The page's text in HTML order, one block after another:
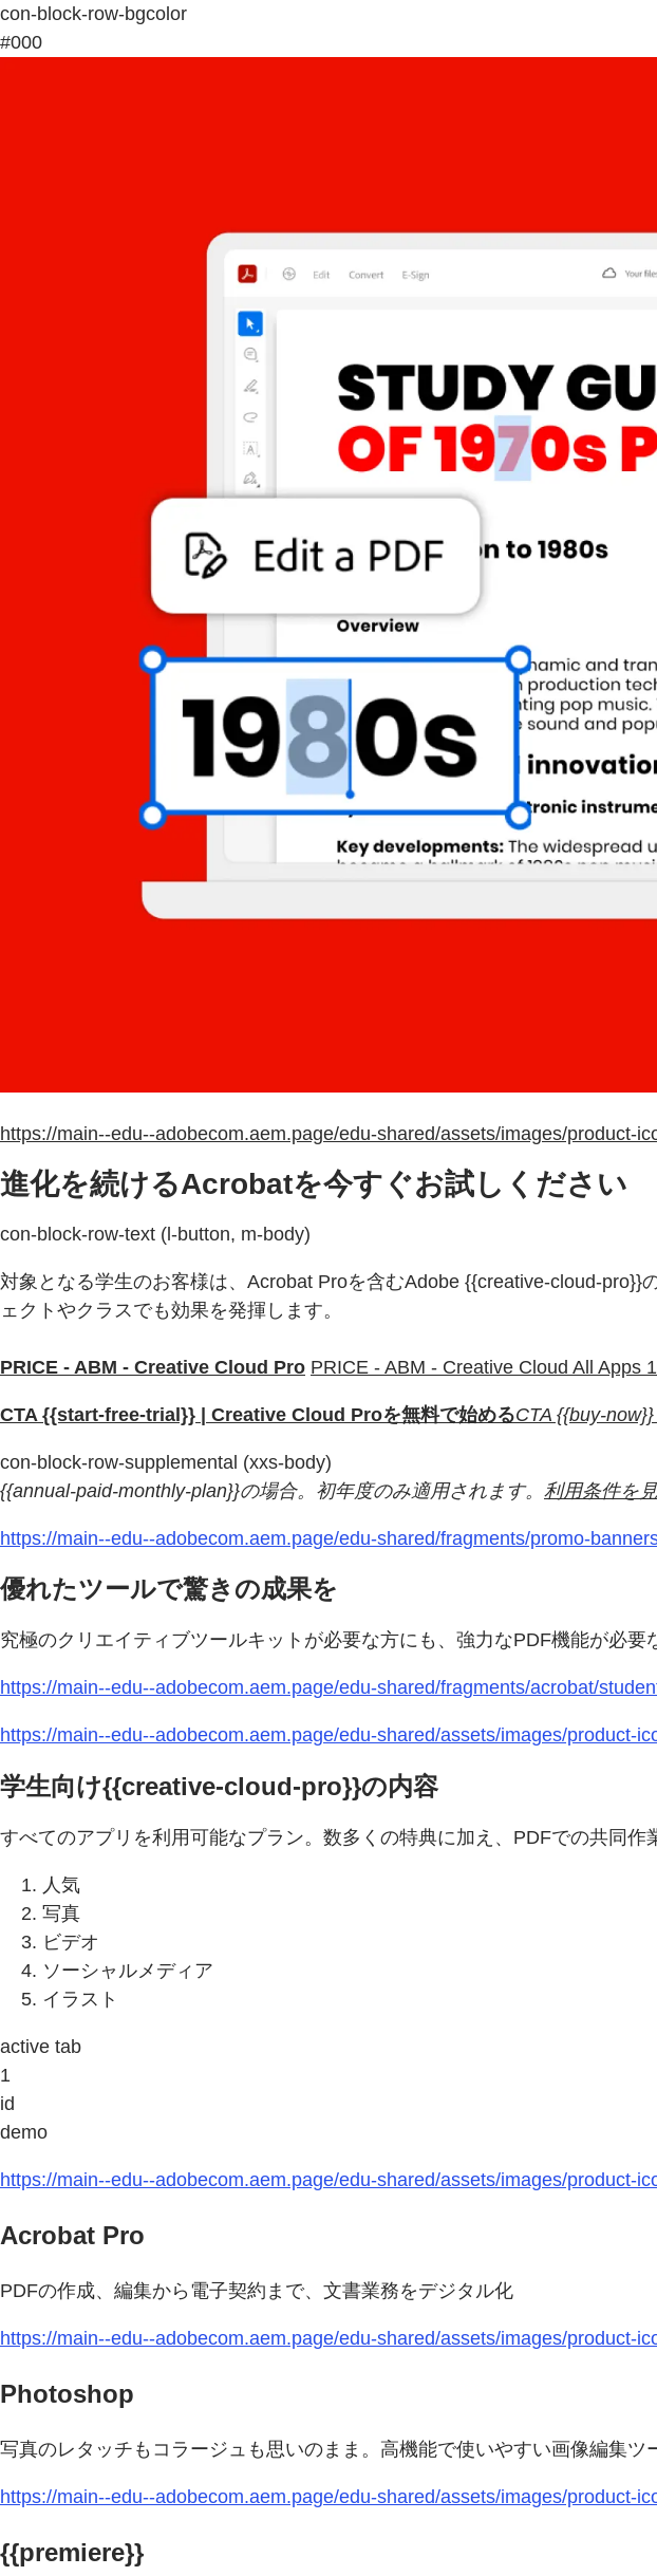
con-block-row-bgcolor
#000
https://main--edu--adobecom.aem.page/edu-shared/assets/images/product-
進化を続けるAcrobatを今すぐお試しください
con-block-row-text (l-button, m-body)
対象となる学生のお客様は、Acrobat Proを含むAdobe {{creative-cloud-
ェクトやクラスでも効果を発揮します。
PRICE - ABM - Creative Cloud Pro PRICE - ABM - Creative Cloud All Apps
CTA {{start-free-trial}} | Creative Cloud Proを無料で始めるCTA {{buy-
con-block-row-supplemental (xxs-body)
{{annual-paid-monthly-plan}}の場合。初年度のみ適用されます。 利用条件を
https://main--edu--adobecom.aem.page/edu-shared/fragments/promo-
優れたツールで驚きの成果を
究極のクリエイティブツールキットが必要な方にも、強力なPDF機能が必要
https://main--edu--adobecom.aem.page/edu-shared/fragments/acrobat/
https://main--edu--adobecom.aem.page/edu-shared/assets/images/product-
学生向け{{creative-cloud-pro}}の内容
すべてのアプリを利用可能なプラン。数多くの特典に加え、PDFでの共同作
人気
写真
ビデオ
ソーシャルメディア
イラスト
active tab
1
id
demo
https://main--edu--adobecom.aem.page/edu-shared/assets/images/product-
Acrobat Pro
PDFの作成、編集から電子契約まで、文書業務をデジタル化
https://main--edu--adobecom.aem.page/edu-shared/assets/images/product-
Photoshop
写真のレタッチもコラージュも思いのまま。高機能で使いやすい画像編集ツ
https://main--edu--adobecom.aem.page/edu-shared/assets/images/product-
{{premiere}}